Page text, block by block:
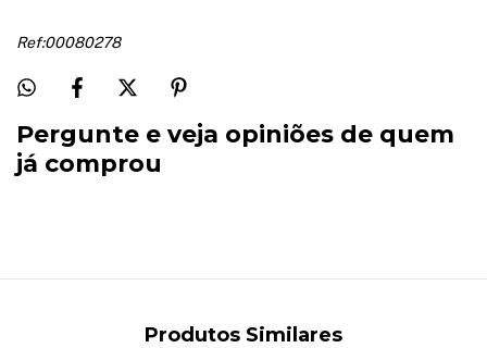
Ref:00080278
Pergunte e veja opiniões de quem
já comprou
Produtos Similares